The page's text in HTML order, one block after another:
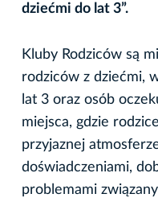
dziećmi do lat 3”.
Kluby Rodziców są
rodziców z dziećmi,
lat 3 oraz osób
miejsca, gdzie
przyjaznej
doświadczeniami,
problemami